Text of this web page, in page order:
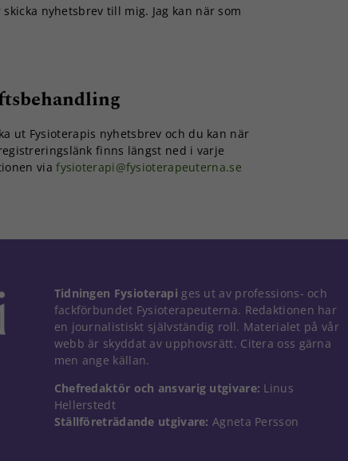
nyhetsbrev till mig. Jag kan när som
ut Fysioterapis nyhetsbrev och du kan när
finns längst ned i varje
viafysioterapi@fysioterapeuterna.se
Tidningen Fysioterapi ges ut av professions- och
fackförbundet Fysioterapeuterna. Redaktionen har
en journalistiskt självständig roll. Materialet på vår
webb är skyddat av upphovsrätt. Citera oss gärna
men ange källan.
Chefredaktör och ansvarig utgivare: Linus
Hellerstedt
Ställföreträdande utgivare: Agneta Persson
Dessa kakor
går inte att
välja bort. De
behövs för
taget ska